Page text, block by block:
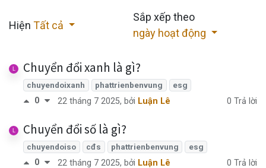
Hiện Tất cả
Sắp xếp theo
ngày hoạt động
Chuyển đổi xanh là gì?
chuyendoixanh phattrienbenvung esg
0 22 tháng 7 2025, bởi Luận Lê 0 Trả lời
Chuyển đổi số là gì?
chuyendoiso cđs phattrienbenvung esg
0 22 tháng 7 2025, bởi Luận Lê 0 Trả lời